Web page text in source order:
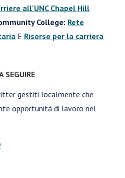
all'UNC Chapel Hill
College: Rete
E Risorse per la carriera
SEGUIRE
gestiti localmente che
opportunità di lavoro nel